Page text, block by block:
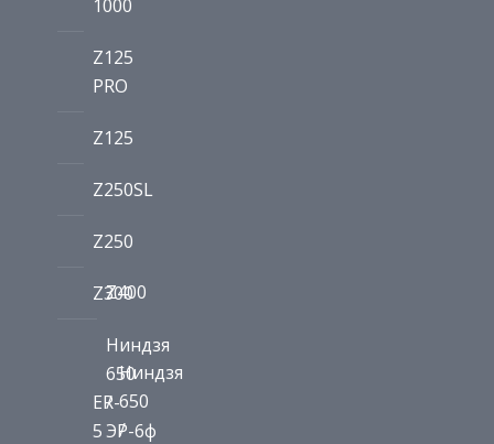
1000
Z125
PRO
Z125
Z250SL
Z250
Z300
Z400
ER-
5
Ниндзя
650
/
ЭР-6ф
Ниндзя
650
/